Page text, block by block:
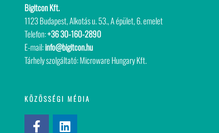
Bigitcon Kft.
1123 Budapest, Alkotás u. 53., A épület, 6. emelet
Telefon:+36 30-160-2890
E-mail:info@bigitcon.hu
Tárhely szolgáltató: Microware Hungary Kft.
KÖZÖSSÉGI MÉDIA